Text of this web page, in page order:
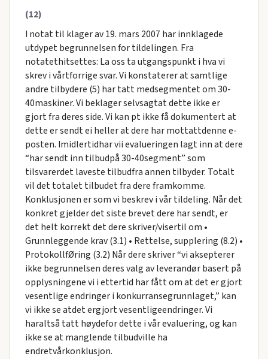
(12)
I notat til klager av 19. mars 2007 har innklagede
utdypet begrunnelsen for tildelingen. Fra
notatethitsettes: La oss ta utgangspunkt i hva vi
skrev i vårtforrige svar. Vi konstaterer at samtlige
andre tilbydere (5) har tatt medsegmentet om 30-
40maskiner. Vi beklager selvsagtat dette ikke er
gjort fra deres side. Vi kan pt ikke få dokumentert at
dette er sendt ei heller at dere har mottattdenne e-
posten. Imidlertidhar vii evalueringen lagt inn at dere
“har sendt inn tilbudpå 30-40segment” som
tilsvarerdet laveste tilbudfra annen tilbyder. Totalt
vil det totalet tilbudet fra dere framkomme.
Konklusjonen er som vi beskrev i vår tildeling. Når det
konkret gjelder det siste brevet dere har sendt, er
det helt korrekt det dere skriver/visertil om •
Grunnleggende krav (3.1) • Rettelse, supplering (8.2) •
ProtokollfØring (3.2) Når dere skriver “vi aksepterer
ikke begrunnelsen deres valg av leverandør basert på
opplysningene vi i ettertid har fått om at det er gjort
vesentlige endringer i konkurransegrunnlaget,” kan
vi ikke se atdet ergjort vesentligeendringer. Vi
haraltså tatt høydefor dette i vår evaluering, og kan
ikke se at manglende tilbudville ha
endretvårkonklusjon.